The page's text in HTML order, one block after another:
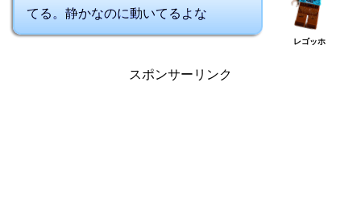
てる。静かなのに動いてるよな
レゴッホ
スポンサーリンク